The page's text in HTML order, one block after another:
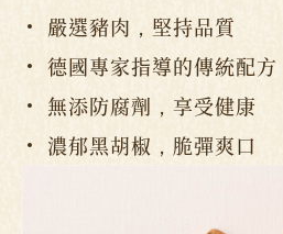
嚴選豬肉，堅持品質
德國專家指導的傳統配方
無添防腐劑，享受健康
濃郁黑胡椒，脆彈爽口